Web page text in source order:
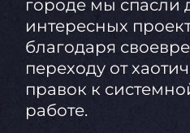
городе мы спасли
интересных
благодаря
переходу от
правок к
работе.